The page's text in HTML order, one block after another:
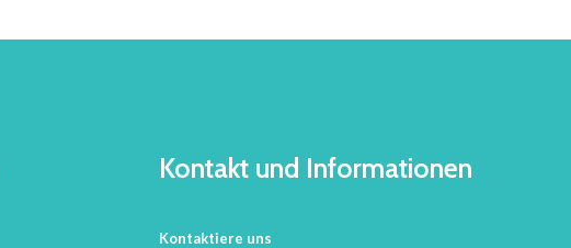
Kontakt und Informationen
Kontaktiere uns